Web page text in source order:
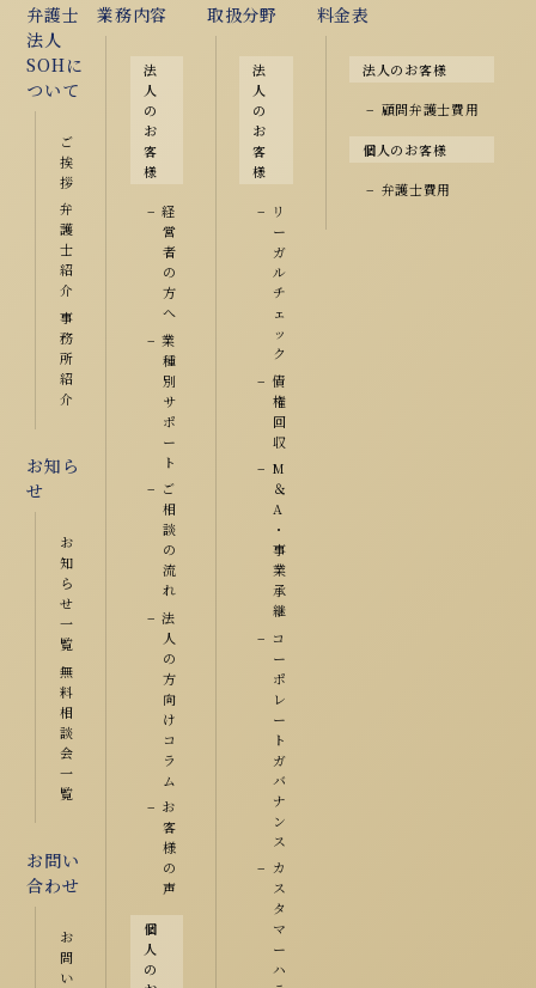
弁護士
法人
SOHに
ついて
ご
挨
拶
弁
護
士
紹
介
事
務
所
紹
介
お知ら
せ
お
知
ら
せ
一
覧
無
料
相
談
会
一
覧
お問い
合わせ
お
問
い
業務内容
法
人
の
お
客
様
経
営
者
の
方
へ
業
種
別
サ
ポ
ー
ト
ご
相
談
の
流
れ
法
人
の
方
向
け
コ
ラ
ム
お
客
様
の
声
個
人
の
取扱分野
法
人
の
お
客
様
リ
ー
ガ
ル
チ
ェ
ッ
ク
債
権
回
収
M
＆
A
・
事
業
承
継
コ
ー
ポ
レ
ー
ト
ガ
バ
ナ
ン
ス
カ
ス
タ
マ
ー
ハ
料金表
法人のお客様
顧問弁護士費用
個人のお客様
弁護士費用